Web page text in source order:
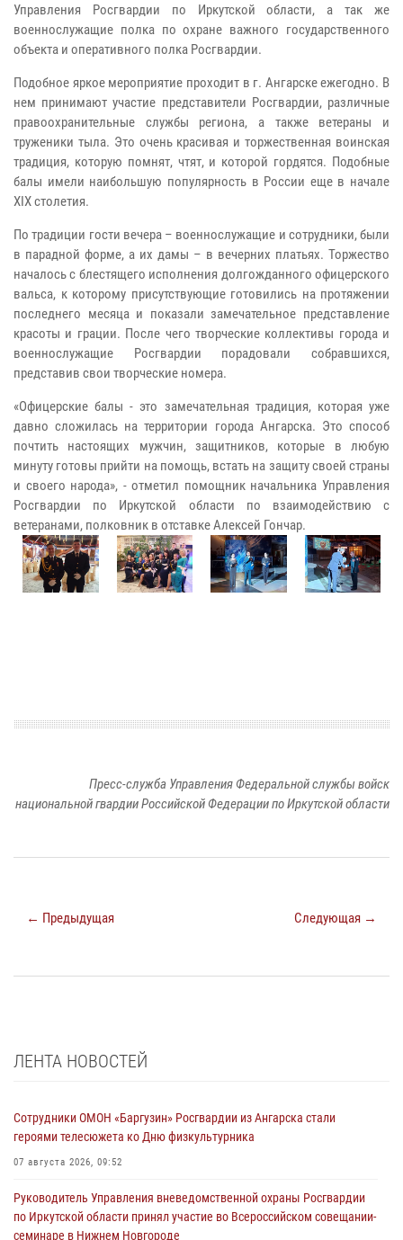
Управления Росгвардии по Иркутской области, а так же
военнослужащие полка по охране важного государственного
объекта и оперативного полка Росгвардии.
Подобное яркое мероприятие проходит в г. Ангарске ежегодно. В
нем принимают участие представители Росгвардии, различные
правоохранительные службы региона, а также ветераны и
труженики тыла. Это очень красивая и торжественная воинская
традиция, которую помнят, чтят, и которой гордятся. Подобные
балы имели наибольшую популярность в России еще в начале
XIXстолетия.
По традиции гости вечера – военнослужащие и сотрудники, были
в парадной форме, а их дамы – в вечерних платьях. Торжество
началось с блестящего исполнения долгожданного офицерского
вальса, к которому присутствующие готовились на протяжении
последнего месяца и показали замечательное представление
красоты и грации. После чего творческие коллективы города и
военнослужащие Росгвардии порадовали собравшихся,
представив свои творческие номера.
«Офицерские балы - это замечательная традиция, которая уже
давно сложилась на территории города Ангарска. Это способ
почтить настоящих мужчин, защитников, которые в любую
минуту готовы прийти на помощь, встать на защиту своей страны
и своего народа», - отметил помощник начальника Управления
Росгвардии по Иркутской области по взаимодействию с
ветеранами, полковник в отставке Алексей Гончар.
Пресс-служба Управления Федеральной службы войск
национальной гвардии Российской Федерации по Иркутской области
← Предыдущая Следующая →
ЛЕНТА НОВОСТЕЙ
Сотрудники ОМОН «Баргузин» Росгвардии из Ангарска стали
героями телесюжета ко Дню физкультурника
07 августа 2026, 09:52
Руководитель Управления вневедомственной охраны Росгвардии
по Иркутской области принял участие во Всероссийском совещании-
семинаре в Нижнем Новгороде